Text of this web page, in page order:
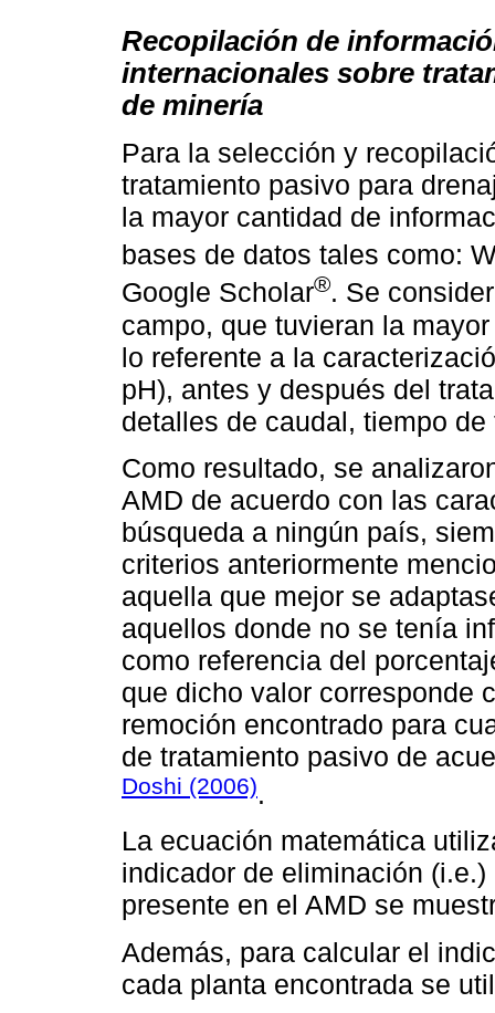
Recopilación de
internacionales sobre
de minería
Para la selección y
tratamiento pasivo para
la mayor cantidad de
bases de datos tales como:
Google Scholar®. Se
campo, que tuvieran la
lo referente a la
pH), antes y después del
detalles de caudal, tiempo
Como resultado, se
AMD de acuerdo con las
búsqueda a ningún país,
criterios anteriormente
aquella que mejor se
aquellos donde no se tenía
como referencia del
que dicho valor corresponde
remoción encontrado para
de tratamiento pasivo de
Doshi (2006).
La ecuación matemática
indicador de eliminación
presente en el AMD se
Además, para calcular el
cada planta encontrada se